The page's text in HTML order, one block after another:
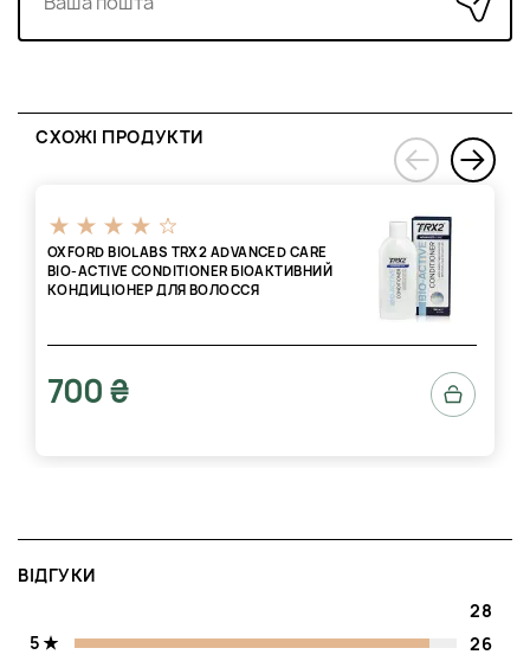
СХОЖІ ПРОДУКТИ
OXFORD BIOLABS TRX2 ADVANCED CARE
BIO-ACTIVE CONDITIONER БІОАКТИВНИЙ
КОНДИЦІОНЕР ДЛЯ ВОЛОССЯ
700 ₴
‹
›
ВІДГУКИ
28
5
26